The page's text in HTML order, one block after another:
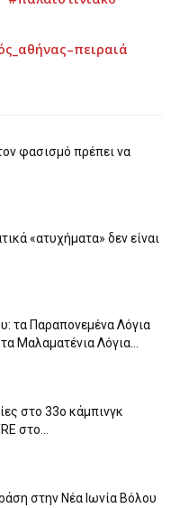
φασισμό πρέπει να
«ατυχήματα» δεν είναι
τα Παραπονεμένα Λόγια
Μαλαματένια Λόγια...
στο 33ο κάμπινγκ
στο...
στην Νέα Ιωνία Βόλου